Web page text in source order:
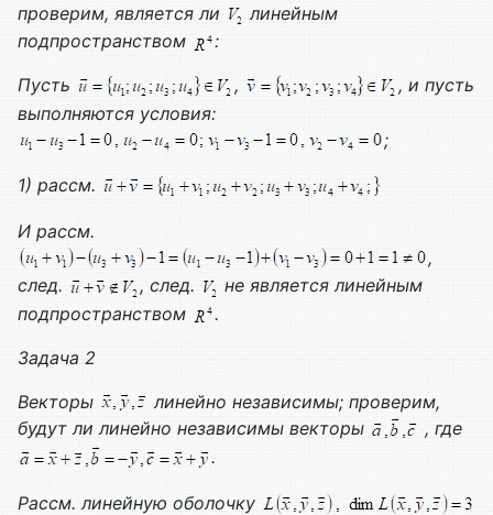
проверим, является ли
линейным
подпространством
:
Пусть
,
, и пусть
выполняются условия:
;
1) рассм.
И рассм.
,
след.
, след.
не является линейным
подпространством
.
Задача 2
Векторы
линейно независимы; проверим,
будут ли линейно независимы векторы
, где
.
Рассм. линейную оболочку